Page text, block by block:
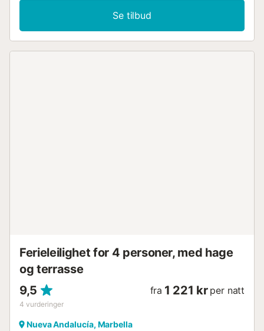
smartlås, som tillater selv-innsjekking når som helst uten
behov for fysisk nøkkelutveksling. Du vil motta koden før
ankomst. Gå ut på den private balkongen med utsikt over
Se tilbud
Ferieleilighet for 4 personer, med hage
og terrasse
9,5
4 vurderinger
fra 1 221 kr per natt
Nueva Andalucía, Marbella